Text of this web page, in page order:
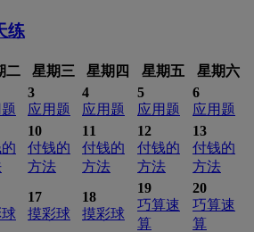
练
二 星期三 星期四 星期五
星期六
3
应用题
4
应用题
5
应用题
6
应用题
10
付钱的
方法
11
付钱的
方法
12
付钱的
方法
13
付钱的
方法
17
摸彩球
18
摸彩球
19
巧算速
算
20
巧算速
算